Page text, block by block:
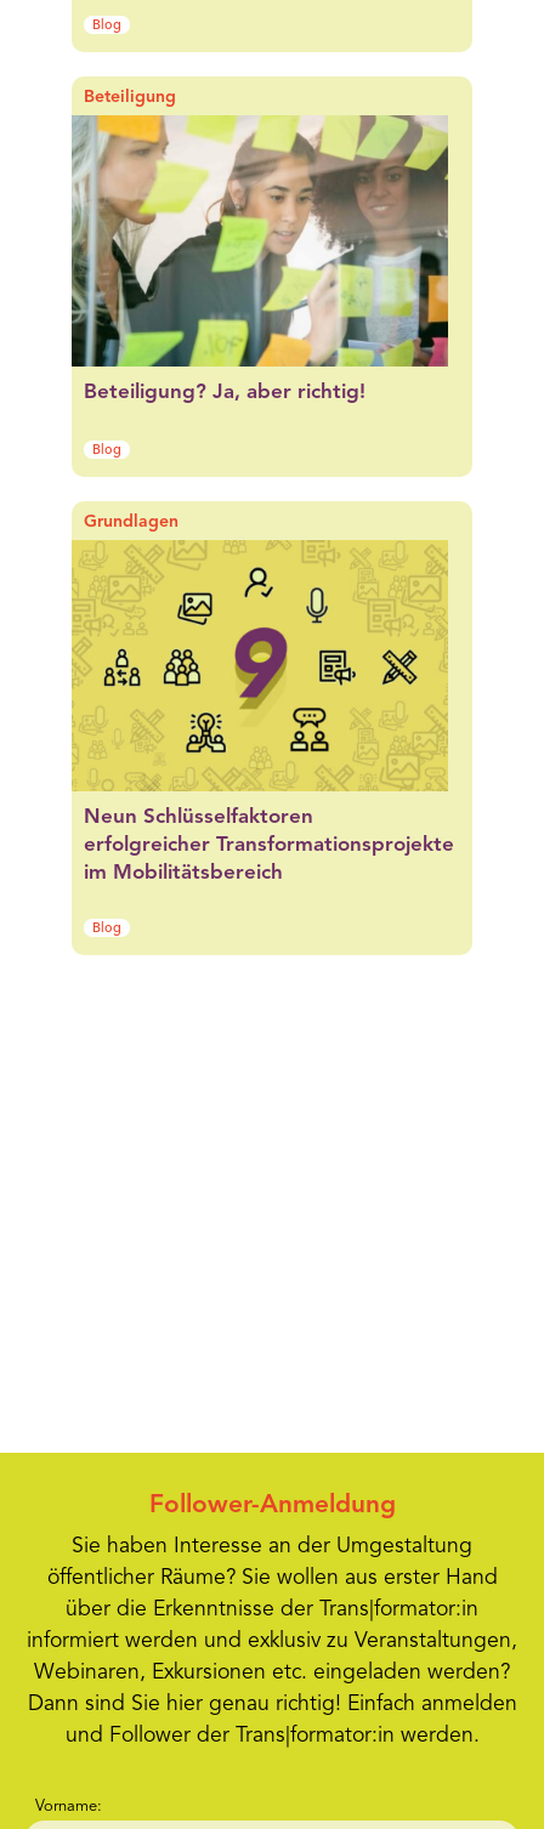
Blog
Beteiligung
Beteiligung? Ja, aber richtig!
Blog
Grundlagen
Neun Schlüsselfaktoren
erfolgreicher Transformationsprojekte
im Mobilitätsbereich
Blog
Follower-Anmeldung
Sie haben Interesse an der Umgestaltung
öffentlicher Räume? Sie wollen aus erster Hand
über die Erkenntnisse der Trans|formator:in
informiert werden und exklusiv zu Veranstaltungen,
Webinaren, Exkursionen etc. eingeladen werden?
Dann sind Sie hier genau richtig! Einfach anmelden
und Follower der Trans|formator:in werden.
Vorname: